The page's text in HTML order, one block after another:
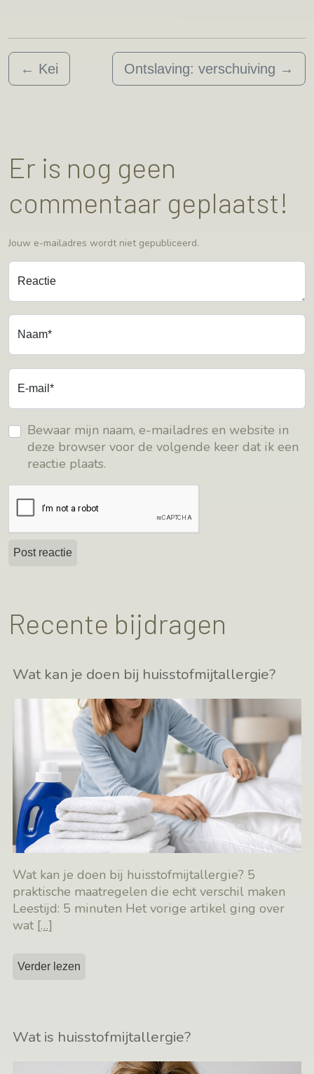
← Kei Ontslaving: verschuiving →
Er is nog geen
commentaar geplaatst!
Jouw e-mailadres wordt niet gepubliceerd.
Reactie
Naam*
E-mail*
Bewaar mijn naam, e-mailadres en website in
deze browser voor de volgende keer dat ik een
reactie plaats.
Recente bijdragen
Wat kan je doen bij huisstofmijtallergie?
Wat kan je doen bij huisstofmijtallergie? 5
praktische maatregelen die echt verschil maken
Leestijd: 5 minuten Het vorige artikel ging over
wat […]
Verder lezen
Wat is huisstofmijtallergie?